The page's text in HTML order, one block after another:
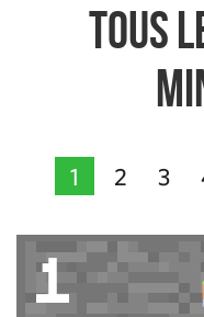
Tous
1 2 3
1